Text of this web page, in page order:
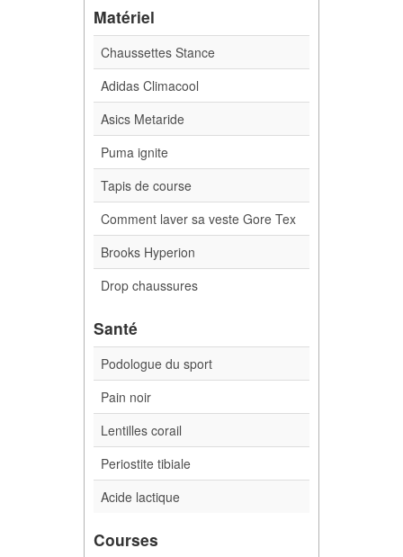
Matériel
Chaussettes Stance
Adidas Climacool
Asics Metaride
Puma ignite
Tapis de course
Comment laver sa veste Gore Tex
Brooks Hyperion
Drop chaussures
Santé
Podologue du sport
Pain noir
Lentilles corail
Periostite tibiale
Acide lactique
Courses